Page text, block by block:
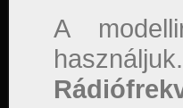
A
használjuk.